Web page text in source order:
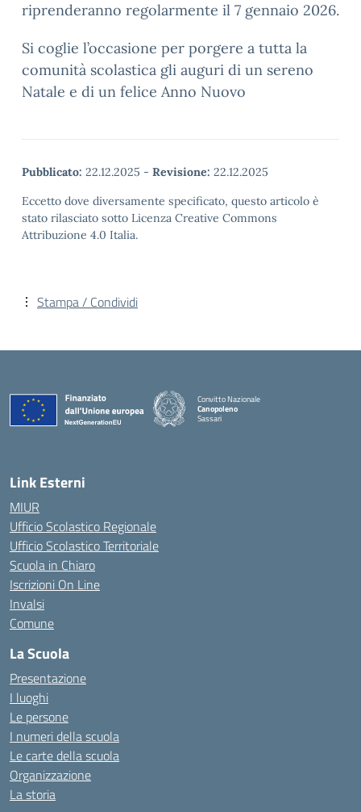
riprenderanno regolarmente il 7 gennaio 2026.
Si coglie l’occasione per porgere a tutta la
comunità scolastica gli auguri di un sereno
Natale e di un felice Anno Nuovo
Pubblicato: 22.12.2025 - Revisione: 22.12.2025
Eccetto dove diversamente specificato, questo articolo è
stato rilasciato sotto Licenza Creative Commons
Attribuzione 4.0 Italia.
Stampa / Condividi
Convitto Nazionale
Canopoleno
Sassari
Link Esterni
MIUR
Ufficio Scolastico Regionale
Ufficio Scolastico Territoriale
Scuola in Chiaro
Iscrizioni On Line
Invalsi
Comune
La Scuola
Presentazione
I luoghi
Le persone
I numeri della scuola
Le carte della scuola
Organizzazione
La storia